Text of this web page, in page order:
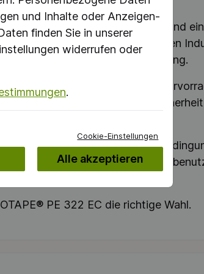
Durchmesser von 125 mm und
sowie in der chemischen
und einfache Handhabung.
eignet sich der Schlauch
der PROTAPE® PE 322 EC
Einsatz, selbst in extremen
sondern auch äußerst
PE 322 EC die richtige Wahl.
und Inhalte oder Anzeigen-
finden Sie in unserer
widerrufen oder
.
Cookie-Einstellungen
Alle akzeptieren